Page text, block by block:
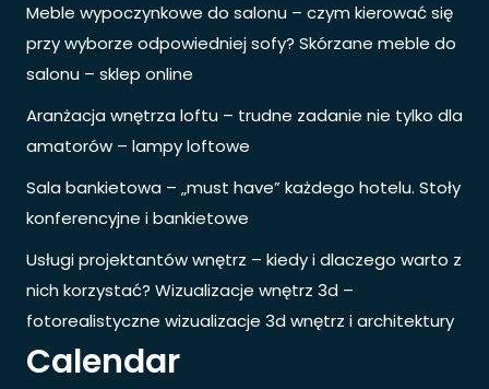
Meble wypoczynkowe do salonu – czym kierować się
przy wyborze odpowiedniej sofy? Skórzane meble do
salonu – sklep online
Aranżacja wnętrza loftu – trudne zadanie nie tylko dla
amatorów – lampy loftowe
Sala bankietowa – „must have” każdego hotelu. Stoły
konferencyjne i bankietowe
Usługi projektantów wnętrz – kiedy i dlaczego warto z
nich korzystać? Wizualizacje wnętrz 3d –
fotorealistyczne wizualizacje 3d wnętrz i architektury
Calendar